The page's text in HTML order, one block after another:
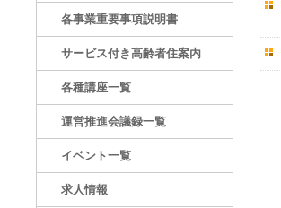
各事業重要事項説明書
サービス付き高齢者住案内
各種講座一覧
運営推進会議録一覧
イベント一覧
求人情報